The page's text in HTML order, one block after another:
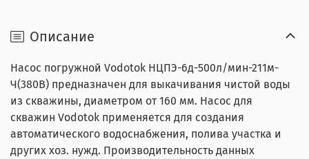
Описание
Насос погружной Vodotok НЦПЭ-6д-500л/мин-211м-
Ч(380В) предназначен для выкачивания чистой воды
из скважины, диаметром от 160 мм. Насос для
скважин Vodotok применяется для создания
автоматического водоснабжения, полива участка и
других хоз. нужд. Производительность данных